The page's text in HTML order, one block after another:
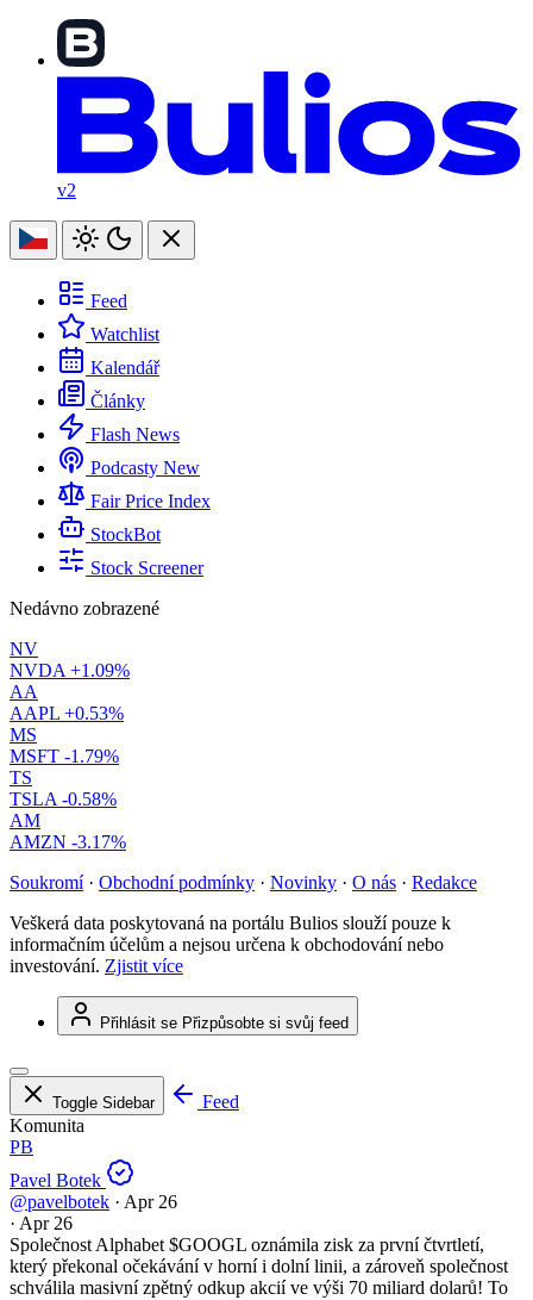
v2
Feed
Watchlist
Kalendář
Články
Flash News
Podcasty New
Fair Price Index
StockBot
Stock Screener
Nedávno zobrazené
NV
NVDA +1.09%
AA
AAPL +0.53%
MS
MSFT -1.79%
TS
TSLA -0.58%
AM
AMZN -3.17%
Soukromí · Obchodní podmínky · Novinky · O nás · Redakce
Veškerá data poskytovaná na portálu Bulios slouží pouze k
informačním účelům a nejsou určena k obchodování nebo
investování. Zjistit více
Přihlásit se Přizpůsobte si svůj feed
Toggle Sidebar
Feed
Komunita
PB
Pavel Botek
@pavelbotek · Apr 26
· Apr 26
Společnost Alphabet $GOOGL oznámila zisk za první čtvrtletí,
který překonal očekávání v horní i dolní linii, a zároveň společnost
schválila masivní zpětný odkup akcií ve výši 70 miliard dolarů! To